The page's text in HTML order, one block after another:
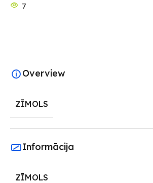
7
Overview
ZĪMOLS
Informācija
ZĪMOLS